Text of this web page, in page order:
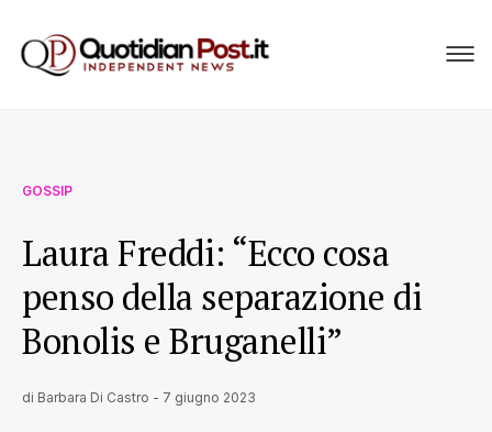
GOSSIP
Laura Freddi: “Ecco cosa
penso della separazione di
Bonolis e Bruganelli”
di Barbara Di Castro - 7 giugno 2023